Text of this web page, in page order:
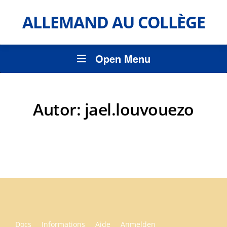
ALLEMAND AU COLLÈGE
Open Menu
Autor: jael.louvouezo
Docs Informations Aide Anmelden